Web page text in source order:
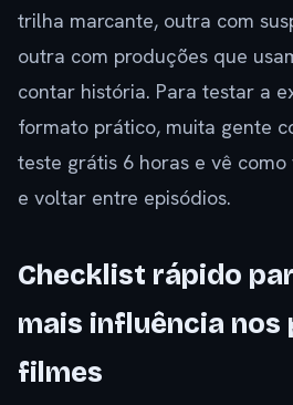
trilha marcante, outra com
outra com produções que
contar história. Para testar a
formato prático, muita gente
teste grátis 6 horas e vê
e voltar entre episódios.
Checklist rápido
mais influência nos
filmes